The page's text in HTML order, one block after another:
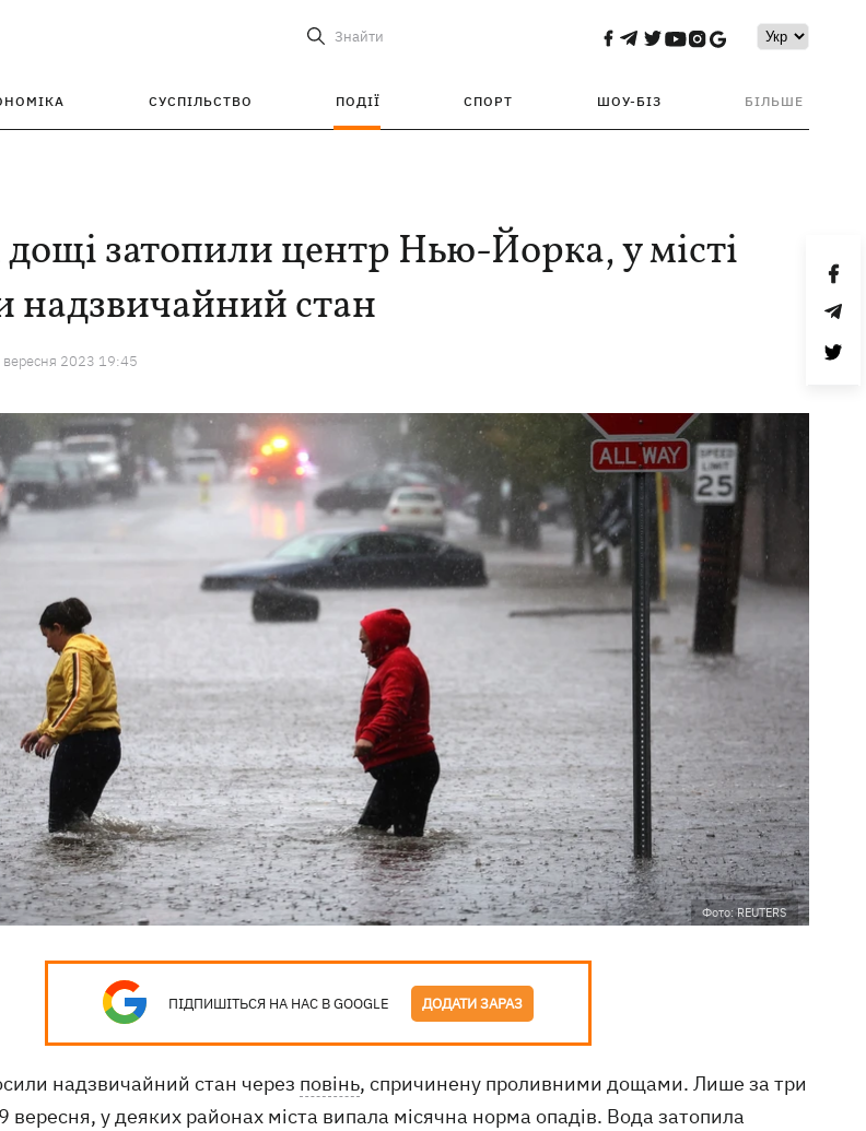
Знайти
СУСПІЛЬСТВО ПОДІЇ СПОРТ ШОУ-БІЗ БІЛЬШЕ
затопили центр Нью-Йорка, у місті
надзвичайний стан
вересня 2023 19:45
Фото: REUTERS
ПІДПИШІТЬСЯ НА НАС В GOOGLE ДОДАТИ ЗАРАЗ
надзвичайний стан через повінь, спричинену проливними дощами. Лише за три
вересня, у деяких районах міста випала місячна норма опадів. Вода затопила